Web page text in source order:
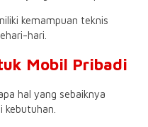
kemampuan teknis
hari.
Mobil Pribadi
hal yang sebaiknya
kebutuhan.